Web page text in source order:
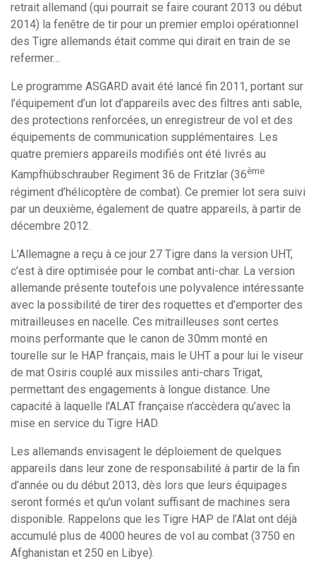
retrait allemand (qui pourrait se faire courant 2013 ou début
2014) la fenêtre de tir pour un premier emploi opérationnel
des Tigre allemands était comme qui dirait en train de se
refermer…
Le programme ASGARD avait été lancé fin 2011, portant sur
l’équipement d’un lot d’appareils avec des filtres anti sable,
des protections renforcées, un enregistreur de vol et des
équipements de communication supplémentaires. Les
quatre premiers appareils modifiés ont été livrés au
Kampfhübschrauber Regiment 36 de Fritzlar (36ème
régiment d’hélicoptère de combat). Ce premier lot sera suivi
par un deuxième, également de quatre appareils, à partir de
décembre 2012.
L’Allemagne a reçu à ce jour 27 Tigre dans la version UHT,
c’est à dire optimisée pour le combat anti-char. La version
allemande présente toutefois une polyvalence intéressante
avec la possibilité de tirer des roquettes et d’emporter des
mitrailleuses en nacelle. Ces mitrailleuses sont certes
moins performante que le canon de 30mm monté en
tourelle sur le HAP français, mais le UHT a pour lui le viseur
de mat Osiris couplé aux missiles anti-chars Trigat,
permettant des engagements à longue distance. Une
capacité à laquelle l’ALAT française n’accèdera qu’avec la
mise en service du Tigre HAD.
Les allemands envisagent le déploiement de quelques
appareils dans leur zone de responsabilité à partir de la fin
d’année ou du début 2013, dès lors que leurs équipages
seront formés et qu’un volant suffisant de machines sera
disponible. Rappelons que les Tigre HAP de l’Alat ont déjà
accumulé plus de 4000 heures de vol au combat (3750 en
Afghanistan et 250 en Libye).